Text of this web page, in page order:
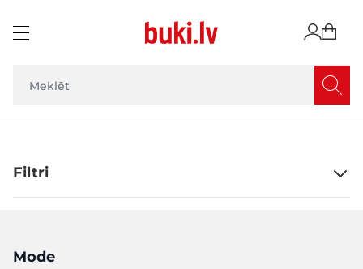
Filtri
Mode